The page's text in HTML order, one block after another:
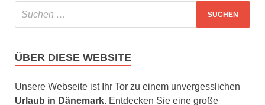
ÜBER DIESE WEBSITE
Unsere Webseite ist Ihr Tor zu einem unvergesslichen
Urlaub in Dänemark. Entdecken Sie eine große